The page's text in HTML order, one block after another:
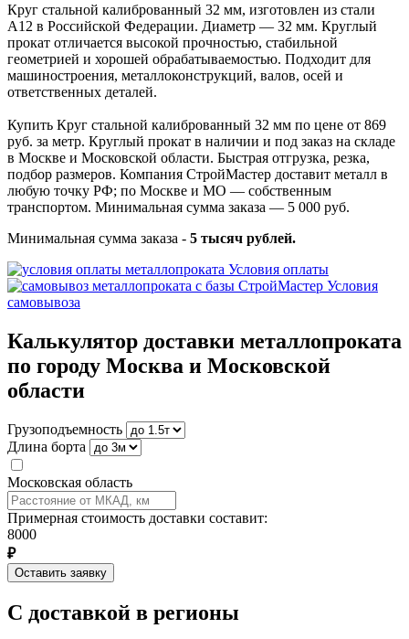
Круг стальной калиброванный 32 мм, изготовлен из стали
А12 в Российской Федерации. Диаметр — 32 мм. Круглый
прокат отличается высокой прочностью, стабильной
геометрией и хорошей обрабатываемостью. Подходит для
машиностроения, металлоконструкций, валов, осей и
ответственных деталей.
Купить Круг стальной калиброванный 32 мм по цене от 869
руб. за метр. Круглый прокат в наличии и под заказ на складе
в Москве и Московской области. Быстрая отгрузка, резка,
подбор размеров. Компания СтройМастер доставит металл в
любую точку РФ; по Москве и МО — собственным
транспортом. Минимальная сумма заказа — 5 000 руб.
Минимальная сумма заказа - 5 тысяч рублей.
Условия оплаты
Условия
самовывоза
Калькулятор доставки металлопроката
по городу Москва и Московской
области
Грузоподъемность
Длина борта
Московская область
Примерная стоимость доставки составит:
8000
₽
Оставить заявку
С доставкой в регионы